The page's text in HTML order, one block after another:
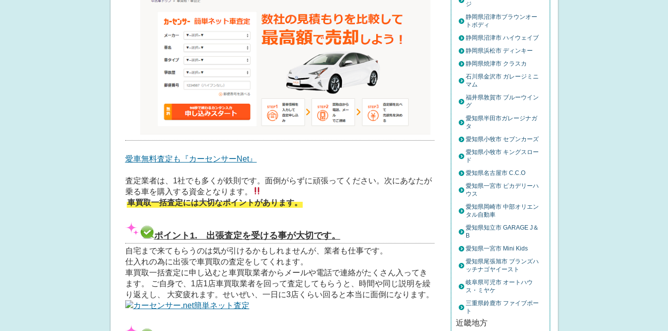
愛車無料査定も『カーセンサーNet』
査定業者は、1社でも多くが鉄則です。面倒がらずに頑張ってください。次にあなたが
乗る車を購入する資金となります。
車買取一括査定には大切なポイントがあります。
ポイント1. 出張査定を受ける事が大切です。
自宅まで来てもらうのは気が引けるかもしれませんが、業者も仕事です。
仕入れの為に出張で車買取の査定をしてくれます。
車買取一括査定に申し込むと車買取業者からメールや電話で連絡がたくさん入ってき
ます。 ご自身で、1店1店車買取業者を回って査定してもらうと、時間や同じ説明を繰
り返えし、 大変疲れます。せいぜい、一日に3店くらい回ると本当に面倒になります。
カーセンサー.net簡単ネット査定
ジ
静岡県沼津市ブラウンオー
トボディ
静岡県沼津市 ハイウェイブ
静岡県浜松市 ディンキー
静岡県焼津市 クラスカ
石川県金沢市 ガレージミニ
マム
福井県敦賀市 ブルーウイン
グ
愛知県半田市ガレージナガ
タ
愛知県小牧市 セブンカーズ
愛知県小牧市 キングスロー
ド
愛知県名古屋市 C.C.O
愛知県一宮市 ピカデリーハ
ウス
愛知県岡崎市 中部オリエン
タル自動車
愛知県知立市 GARAGE J＆
B
愛知県一宮市 Mini Kids
愛知県尾張旭市 ブランズハ
ッチナゴヤイースト
岐阜県可児市 オートハウ
ス・ミヤケ
三重県鈴鹿市 ファイブポー
ト
近畿地方